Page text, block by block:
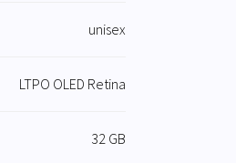
unisex
LTPO OLED Retina
32 GB